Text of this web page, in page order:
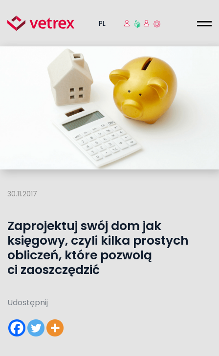
PL
30.11.2017
Zaprojektuj swój dom jak
księgowy, czyli kilka prostych
obliczeń, które pozwolą
ci zaoszczędzić
Udostępnij